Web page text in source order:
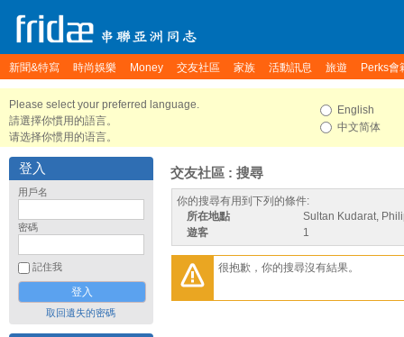
新聞&特寫 時尚娛樂 Money 交友社區 家族 活動訊息 旅遊 Perks會
Please select your preferred language.
請選擇你慣用的語言。
请选择你惯用的语言。
English
中文简体
登入
用戶名
密碼
記住我
取回遺失的密碼
交友社區 : 搜尋
你的搜尋有用到下列的條件:
所在地點
Sultan Kudarat,
遊客
1
很抱歉，你的搜尋沒有結果。